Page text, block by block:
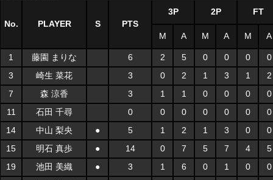
No. PLAYER S PTS
3P 2P FT
M A M A M A
1 藤園 まりな 6 2 5 0 0 0
0
3
崎生 菜花 3 0 2 1 3 1
2
7
森 涼香 3 1 1 0 0 0
0
11
石田 千尋 0 0 0 0 0 0
0
14
中山 梨央 ● 5 1 2 1 3 0
0
15
明石 真歩 ● 14 0 7 5 7 4
5
19
池田 美織 ● 3 1 6 0 1 0
0